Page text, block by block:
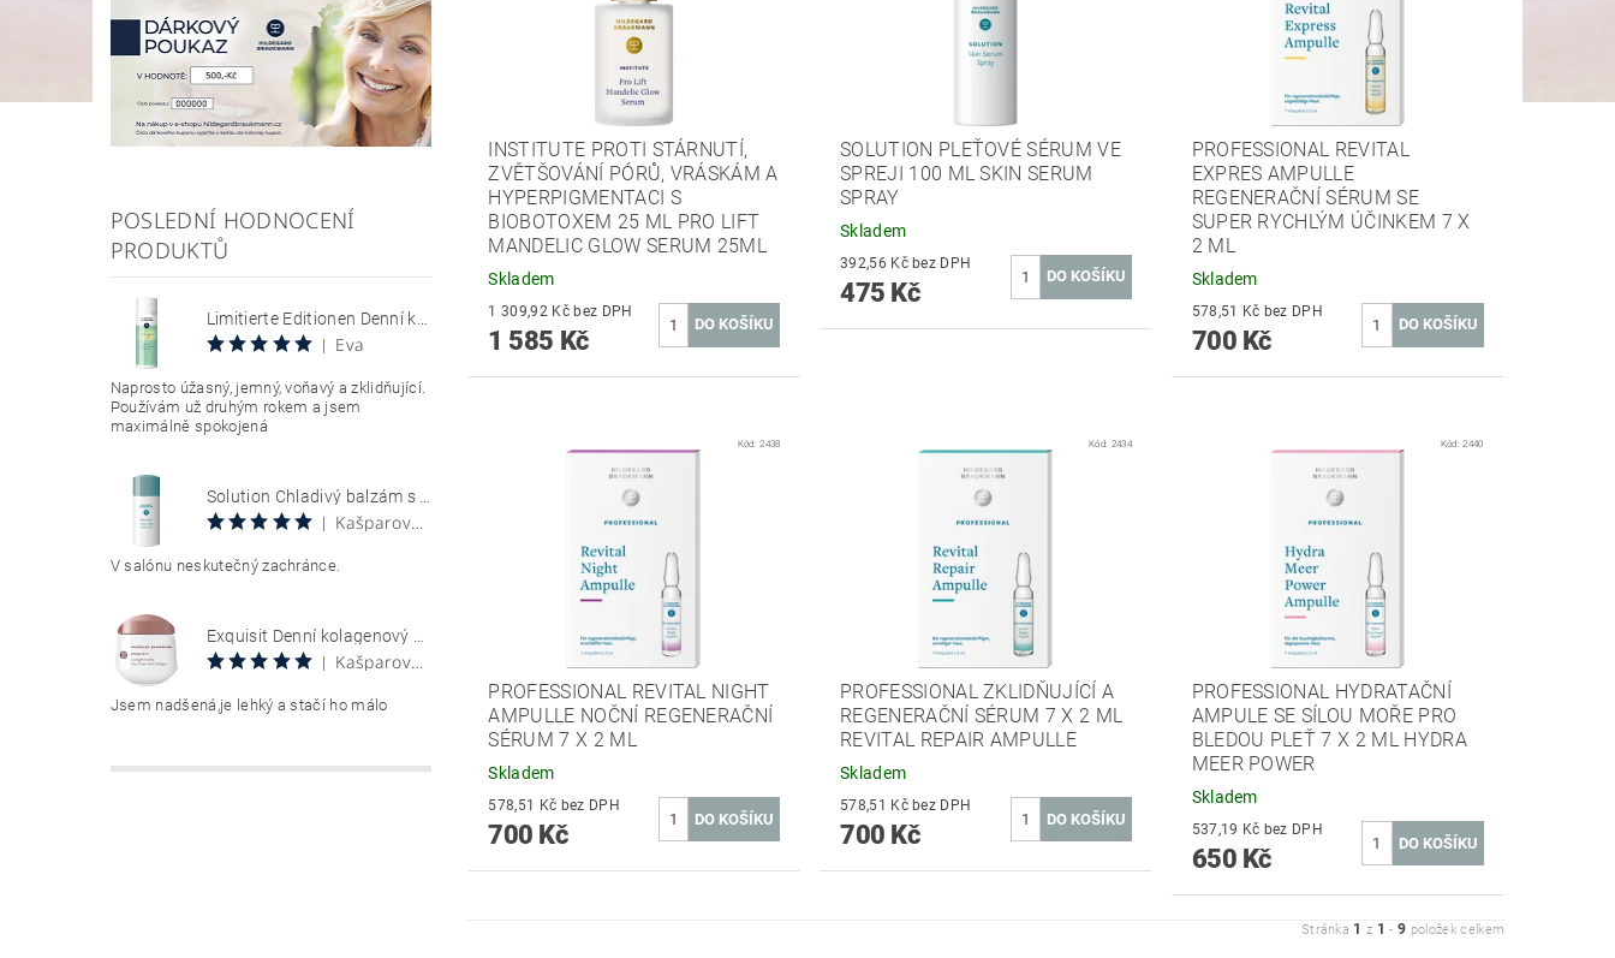
POSLEDNÍ HODNOCENÍ
PRODUKTŮ
Limitierte Editionen Denní krém s SPF 30, chránící citlivou pokožku se sklonem k zarudnutí a kuperóze 50 ml Hyaluron Sun Relax Tages Creme SPF 30
|
Eva
Naprosto úžasný, jemný, voňavý a zklidňující.
Používám už druhým rokem a jsem
maximálně spokojená
Solution Chladivý balzám s aloe vera 100 ml Aloe Vera Cool Gel
|
Kašparová Vendula
V salónu neskutečný zachránce.
Exquisit Denní kolagenový krém 50 ml Collagen Creme Tag
|
Kašparová Vendula
Jsem nadšená,je lehký a stačí ho málo
INSTITUTE PROTI STÁRNUTÍ,
ZVĚTŠOVÁNÍ PÓRŮ, VRÁSKÁM A
HYPERPIGMENTACI S
BIOBOTOXEM 25 ML PRO LIFT
MANDELIC GLOW SERUM 25ML
Skladem
1 309,92 Kč bez DPH
1 585 Kč
SOLUTION PLEŤOVÉ SÉRUM VE
SPREJI 100 ML SKIN SERUM
SPRAY
Skladem
392,56 Kč bez DPH
475 Kč
PROFESSIONAL REVITAL
EXPRES AMPULLE
REGENERAČNÍ SÉRUM SE
SUPER RYCHLÝM ÚČINKEM 7 X
2 ML
Skladem
578,51 Kč bez DPH
700 Kč
Kód:2438
PROFESSIONAL REVITAL NIGHT
AMPULLE NOČNÍ REGENERAČNÍ
SÉRUM 7 X 2 ML
Skladem
578,51 Kč bez DPH
700 Kč
Kód: 2434
PROFESSIONAL ZKLIDŇUJÍCÍ A
REGENERAČNÍ SÉRUM 7 X 2 ML
REVITAL REPAIR AMPULLE
Skladem
578,51 Kč bez DPH
700 Kč
Kód:2440
PROFESSIONAL HYDRATAČNÍ
AMPULE SE SÍLOU MOŘE PRO
BLEDOU PLEŤ 7 X 2 ML HYDRA
MEER POWER
Skladem
537,19 Kč bez DPH
650 Kč
Stránka 1 z 1 -9 položek celkem